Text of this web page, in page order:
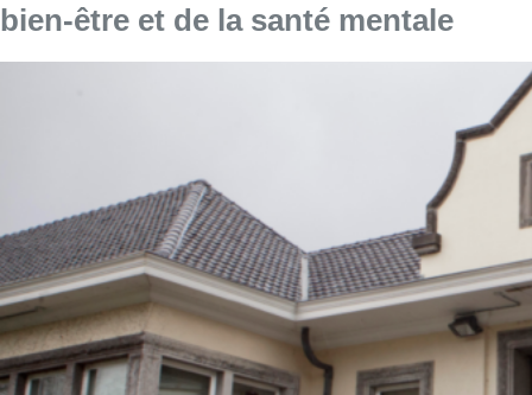
bien-être et de la santé mentale